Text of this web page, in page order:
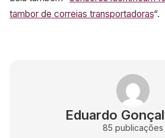
tambor de correias transportadoras“.
Eduardo
85 publicações